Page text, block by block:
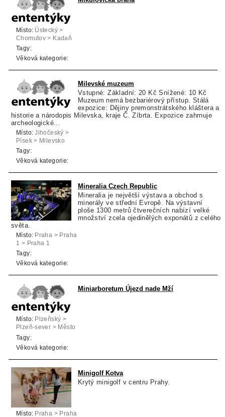
Místo: Ústecký >
Chomutov > Kadaň
Tagy:
Věková kategorie:
Milevské muzeum
Vstupné: Základní: 20 Kč Snížené: 10 Kč
Muzeum nemá bezbariérový přístup. Stálá
expozice: Dějiny premonstrátského kláštera a
historie a národopis Milevska, kraje Č. Zíbrta. Expozice zahrnuje
archeologické...
Místo: Jihočeský >
Písek > Milevsko
Tagy:
Věková kategorie:
Mineralia Czech Republic
Mineralia je největší výstava a obchod s
minerály ve střední Evropě. Na výstavní
ploše 1300 metrů čtverečních nabízí velké
množství zcela ojedinělých exponátů z celého
světa.
Místo: Praha > Praha
1 > Praha 1
Tagy:
Věková kategorie:
Miniarboretum Újezd nade Mží
Místo: Plzeňský >
Plzeň-sever > Město
Touškov
Tagy:
Věková kategorie:
Minigolf Kotva
Krytý minigolf v centru Prahy.
Místo: Praha > Praha